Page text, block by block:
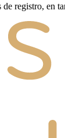
registro, en